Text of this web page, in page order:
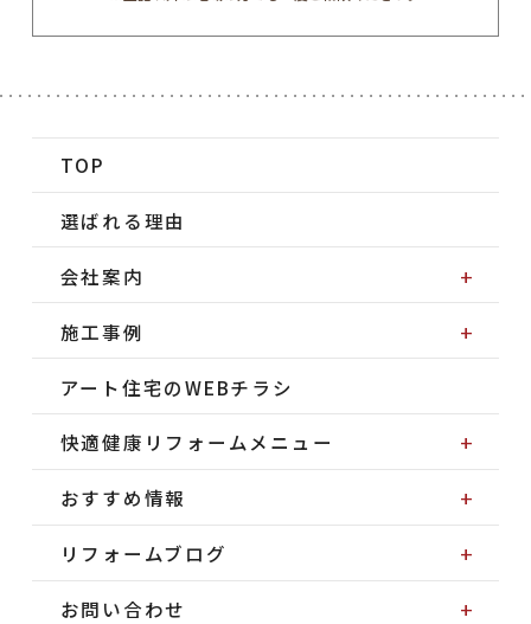
TOP
選ばれる理由
会社案内
施工事例
アート住宅のWEBチラシ
快適健康リフォームメニュー
おすすめ情報
リフォームブログ
お問い合わせ